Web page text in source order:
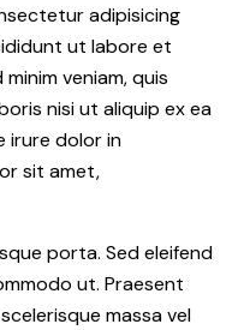
adipisicing
ut labore et
veniam, quis
nisi ut aliquip ex ea
irure dolor in
sit amet,
porta. Sed eleifend
ut. Praesent
massa vel